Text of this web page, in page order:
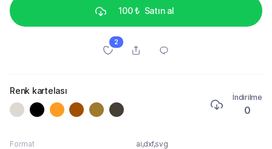
100 ₺ Satın al
2
Renk kartelası
İndirilme
0
Format
ai,dxf,svg